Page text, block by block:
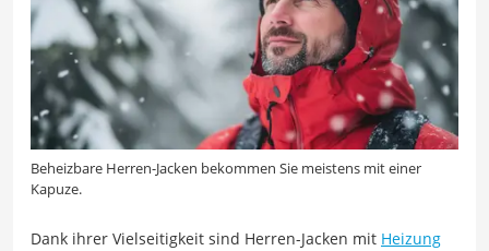
Beheizbare Herren-Jacken bekommen Sie meistens mit einer
Kapuze.
Dank ihrer Vielseitigkeit sind Herren-Jacken mit Heizung